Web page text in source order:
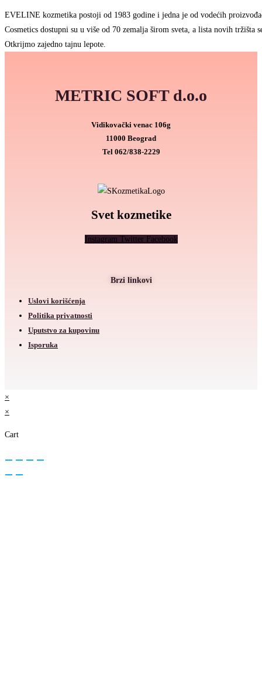
EVELINE kozmetika postoji od 1983 godine i jedna je od vodećih
Cosmetics dostupni su u više od 70 zemalja širom sveta, a lista novih tržišta
Otkrijmo zajedno tajnu lepote.
METRIC SOFT d.o.o
Vidikovački venac 106g
11000 Beograd
Tel 062/838-2229
Svet kozmetike
Instagram Twitter Facebook
Brzi linkovi
Uslovi korišćenja
Politika privatnosti
Uputstvo za kupovinu
Isporuka
×
×
Cart